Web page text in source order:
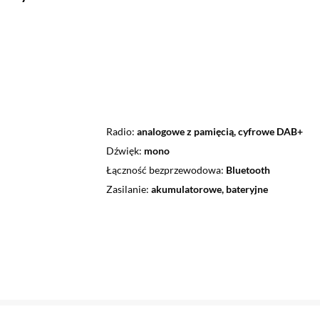
Radio analogowe z pamięcią, cyfrowe DAB+
Dźwięk mono
Łączność bezprzewodowa Bluetooth
Zasilanie akumulatorowe, bateryjne